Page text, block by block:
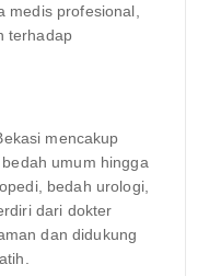
medis profesional,
terhadap
mencakup
umum hingga
bedah urologi,
dari dokter
dan didukung